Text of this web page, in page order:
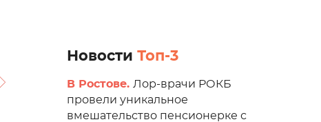
Новости Топ-3
В Ростове. Лор-врачи РОКБ
провели уникальное
вмешательство пенсионерке с